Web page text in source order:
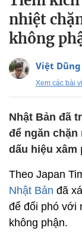
nhiệt
không
Việt Dũng
Xem các bài
Nhật Bản đã
để ngăn chặn
dấu hiệu xâm
Theo Japan
Nhật Bản đã
để đối phó với
không phận.